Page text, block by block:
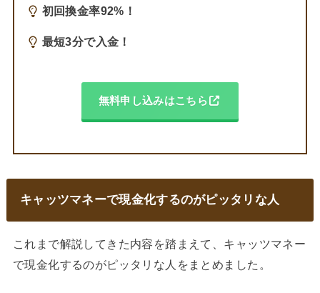
初回換金率92%！
最短3分で入金！
無料申し込みはこちら
キャッツマネーで現金化するのがピッタリな人
これまで解説してきた内容を踏まえて、キャッツマネー
で現金化するのがピッタリな人をまとめました。